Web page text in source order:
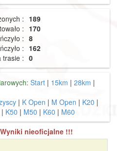
: 189
:
170
: 8
: 162
trasie : 0
Start | 15km | 28km |
| K Open | M Open | K20 |
| K50 | M50 | K60 | M60
Wyniki nieoficjalne !!!